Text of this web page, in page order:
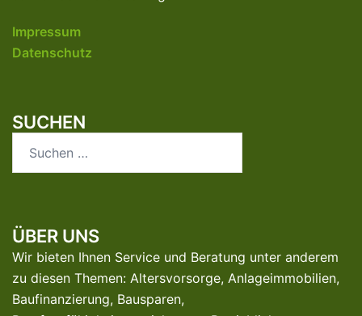
Impressum
Datenschutz
SUCHEN
nach:
ÜBER UNS
Wir bieten Ihnen Service und Beratung unter anderem
zu diesen Themen: Altersvorsorge, Anlageimmobilien,
Baufinanzierung, Bausparen,